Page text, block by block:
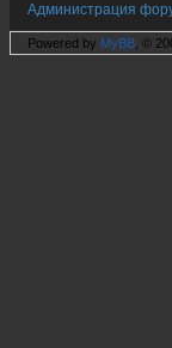
Администрация
Powered by MyBB , ©